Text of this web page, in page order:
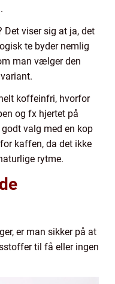
viser sig at ja, det
te byder nemlig
man vælger den
koffeinfri, hvorfor
og fx hjertet på
valg med en kop
kaffen, da det ikke
rytme.
er man sikker på at
til få eller ingen